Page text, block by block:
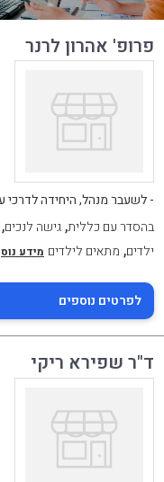
פרופ' אהרון לרנר
- לשעבר מנהל, היחידה לדרכי
בהסדר עם כללית,גישה לנכים,
ילדים, מתאים לילדים מידע
לפרטים נוספים
ד"ר שפירא ריקי